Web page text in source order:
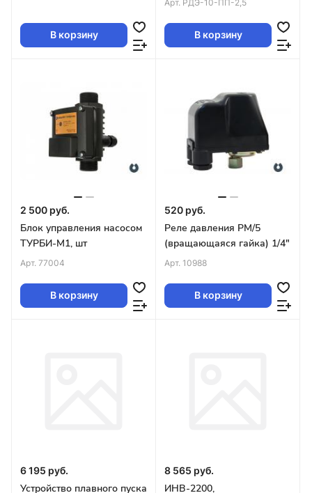
В корзину
Арт. РДЭ-10-ПП-2,5
В корзину
2 500 руб.
Блок управления насосом
ТУРБИ-М1, шт
Арт. 77004
В корзину
520 руб.
Реле давления РМ/5
(вращающаяся гайка) 1/4"
Арт. 10988
В корзину
6 195 руб.
Устройство плавного пуска
8 565 руб.
ИНВ-2200,